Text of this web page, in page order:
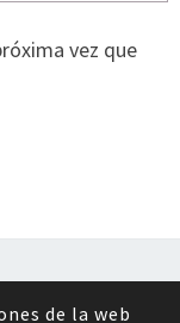
vez que
de la web